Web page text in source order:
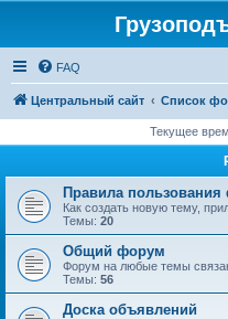
FAQ
Центральный сайт Список
Текущее
Правила
Как создать новую тему,
Темы: 20
Общий форум
Форум на любые темы
Темы: 56
Доска объявлений